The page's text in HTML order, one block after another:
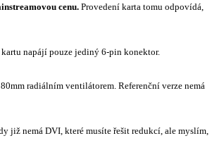
cenu. Provedení karta tomu odpovídá,
napájí pouze jediný 6-pin konektor.
radiálním ventilátorem. Referenční verze nemá
již nemá DVI, které musíte řešit redukcí, ale myslím,